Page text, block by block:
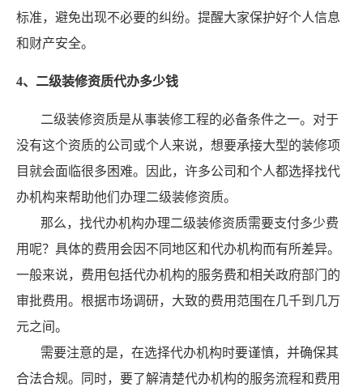
标准，避免出现不必要的纠纷。提醒大家保护好个人信息
和财产安全。
4、二级装修资质代办多少钱
二级装修资质是从事装修工程的必备条件之一。对于
没有这个资质的公司或个人来说，想要承接大型的装修项
目就会面临很多困难。因此，许多公司和个人都选择找代
办机构来帮助他们办理二级装修资质。
那么，找代办机构办理二级装修资质需要支付多少费
用呢？具体的费用会因不同地区和代办机构而有所差异。
一般来说，费用包括代办机构的服务费和相关政府部门的
审批费用。根据市场调研，大致的费用范围在几千到几万
元之间。
需要注意的是，在选择代办机构时要谨慎，并确保其
合法合规。同时，要了解清楚代办机构的服务流程和费用